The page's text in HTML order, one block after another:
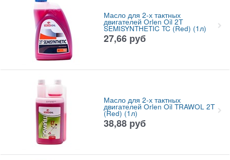
Масло для 2-х тактных
двигателей Orlen Oil 2Т
SEMISYNTHETIC TC (Red) (1л)
27,66 руб
Масло для 2-х тактных
двигателей Orlen Oil TRAWOL 2Т
(Red) (1л)
38,88 руб